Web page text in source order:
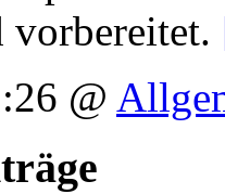
vorbereitet.
@